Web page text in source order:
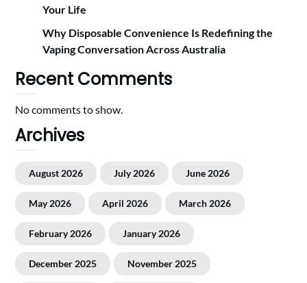
Your Life
Why Disposable Convenience Is Redefining the
Vaping Conversation Across Australia
Recent Comments
No comments to show.
Archives
August 2026 July 2026 June 2026
May 2026 April 2026 March 2026
February 2026 January 2026
December 2025 November 2025